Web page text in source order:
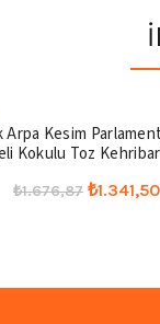
Arpa Kesim
Kokulu Toz
₺1.676,87 Orijinal
₺1.341,50